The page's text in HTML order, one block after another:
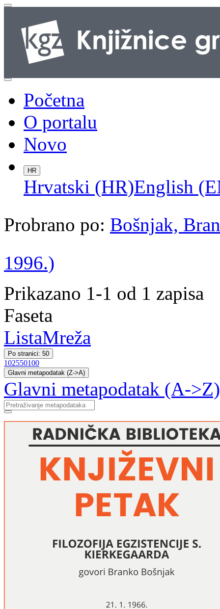
Početna
O portalu
Novo
HR
Hrvatski (HR)English
Probrano po: Bošnjak,
1996.)
Prikazano 1-1 od 1 zapisa
Faseta
ListaMreža
Po stranici: 50
102550100
Glavni metapodatak (Z->A)
Glavni metapodatak (A->Z)